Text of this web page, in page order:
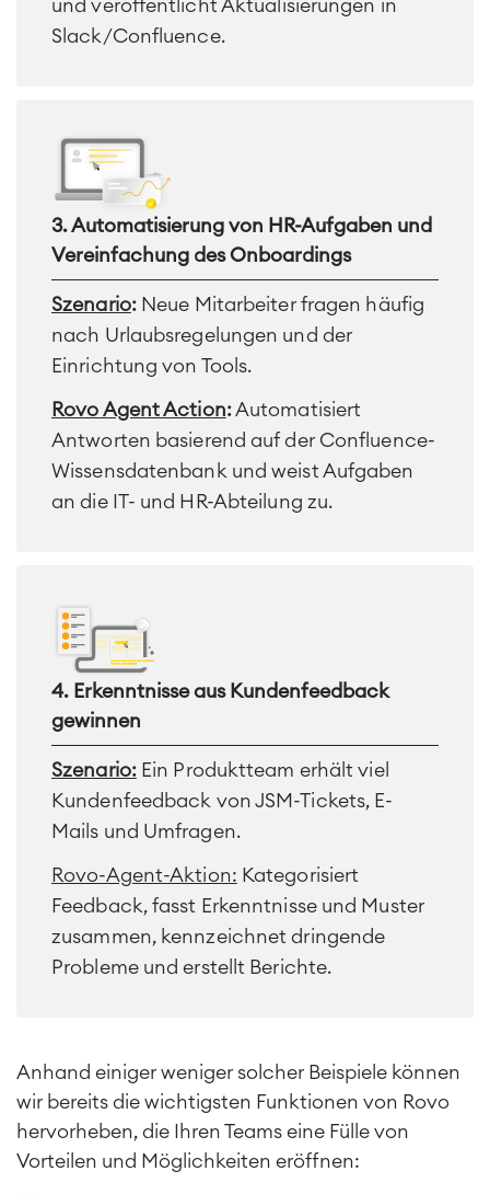
Agile & DevOps
DevOps
Requirements Management
Agile Development
Test Management
Service Management
IT Service Management & CMDB
Service Management Journey
Enterprise Service Management
Asset Management
und veröffentlicht Aktualisierungen in
Slack/Confluence.
3. Automatisierung von HR-Aufgaben und
Vereinfachung des Onboardings
Szenario:Neue Mitarbeiter fragen häufig
nach Urlaubsregelungen und der
Einrichtung von Tools.
Rovo Agent Action:Automatisiert
Antworten basierend auf der Confluence-
Wissensdatenbank und weist Aufgaben
an die IT- und HR-Abteilung zu.
4. Erkenntnisse aus Kundenfeedback
gewinnen
Szenario: Ein Produktteam erhält viel
Kundenfeedback von JSM-Tickets, E-
Mails und Umfragen.
Rovo-Agent-Aktion: Kategorisiert
Feedback, fasst Erkenntnisse und Muster
zusammen, kennzeichnet dringende
Probleme und erstellt Berichte.
Anhand einiger weniger solcher Beispiele können
wir bereits die wichtigsten Funktionen von Rovo
hervorheben, die Ihren Teams eine Fülle von
Vorteilen und Möglichkeiten eröffnen: